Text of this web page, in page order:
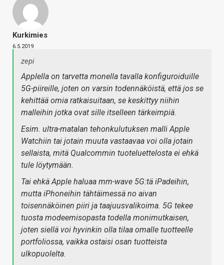
Kurkimies
6.5.2019
zepi
Applella on tarvetta monella tavalla konfiguroiduille
5G-piireille, joten on varsin todennäköistä, että jos se
kehittää omia ratkaisuitaan, se keskittyy niihin
malleihin jotka ovat sille itselleen tärkeimpiä.
Esim. ultra-matalan tehonkulutuksen malli Apple
Watchiin tai jotain muuta vastaavaa voi olla jotain
sellaista, mitä Qualcommin tuoteluettelosta ei ehkä
tule löytymään.
Tai ehkä Apple haluaa mm-wave 5G:tä iPadeihin,
mutta iPhoneihin tähtäimessä no aivan
toisennäköinen piiri ja taajuusvalikoima. 5G tekee
tuosta modeemisopasta todella monimutkaisen,
joten siellä voi hyvinkin olla tilaa omalle tuotteelle
portfoliossa, vaikka ostaisi osan tuotteista
ulkopuolelta.